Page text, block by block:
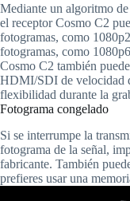
Mediante un algoritmo
el receptor Cosmo C2
fotogramas, como
fotogramas, como
Cosmo C2 también
HDMI/SDI de velocidad
flexibilidad durante la
Fotograma congelado
Si se interrumpe la
fotograma de la señal,
fabricante. También
prefieres usar una